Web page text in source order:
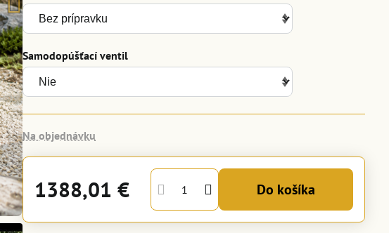
Samodopúšťací ventil
Na objednávku
1388,01 € Do košíka